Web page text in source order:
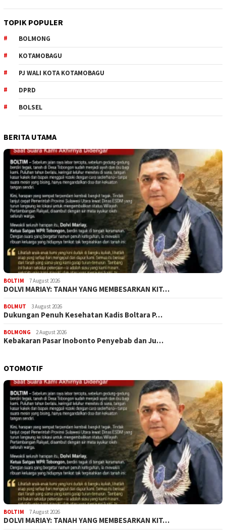
TOPIK POPULER
BOLMONG
KOTAMOBAGU
PJ WALI KOTA KOTAMOBAGU
DPRD
BOLSEL
BERITA UTAMA
BOLTIM 7 August 2026
DOLVI MARIAY: TANAH YANG MEMBESARKAN KIT…
BOLMUT 3 August 2026
Dukungan Penuh Kesehatan Kadis Boltara P…
BOLMONG 2 August 2026
Kebakaran Pasar Inobonto Penyebab dan Ju…
OTOMOTIF
BOLTIM 7 August 2026
DOLVI MARIAY: TANAH YANG MEMBESARKAN KIT…